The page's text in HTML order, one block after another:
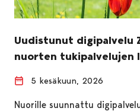
Uudistunut digipalvelu
nuorten
5 kesäkuun, 2026
Nuorille suunnattu